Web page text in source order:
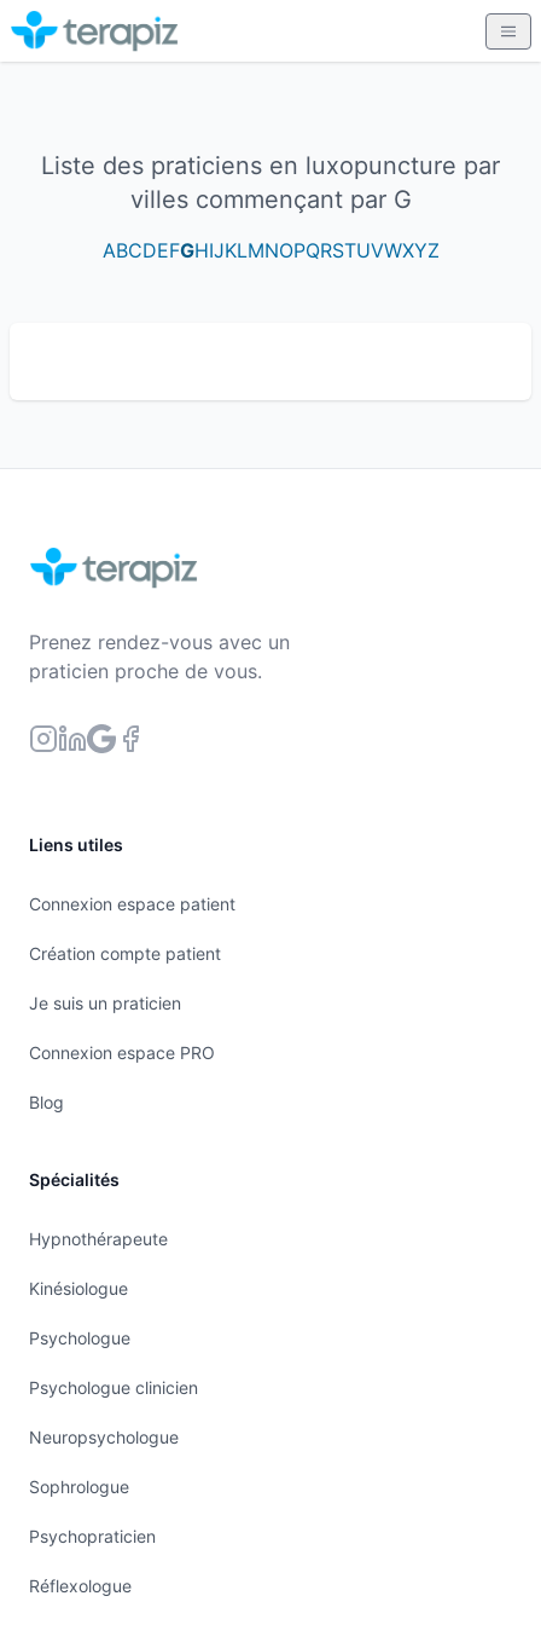
Liste des praticiens en luxopuncture par
villes commençant par G
ABCDEFGHIJKLMNOPQRSTUVWXYZ
Prenez rendez-vous avec un
praticien proche de vous.
Liens utiles
Connexion espace patient
Création compte patient
Je suis un praticien
Connexion espace PRO
Blog
Spécialités
Hypnothérapeute
Kinésiologue
Psychologue
Psychologue clinicien
Neuropsychologue
Sophrologue
Psychopraticien
Réflexologue